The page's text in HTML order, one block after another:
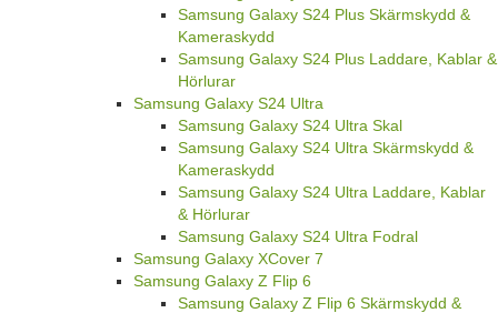
Samsung Galaxy S24 Plus Skärmskydd &
Kameraskydd
Samsung Galaxy S24 Plus Laddare, Kablar &
Hörlurar
Samsung Galaxy S24 Ultra
Samsung Galaxy S24 Ultra Skal
Samsung Galaxy S24 Ultra Skärmskydd &
Kameraskydd
Samsung Galaxy S24 Ultra Laddare, Kablar
& Hörlurar
Samsung Galaxy S24 Ultra Fodral
Samsung Galaxy XCover 7
Samsung Galaxy Z Flip 6
Samsung Galaxy Z Flip 6 Skärmskydd &